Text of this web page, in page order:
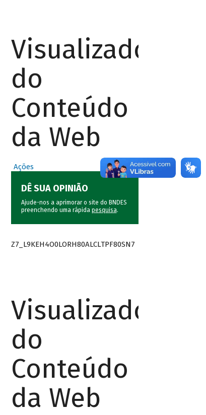
Visualizador
do
Conteúdo
da Web
Ações
DÊ SUA OPINIÃO
Ajude-nos a aprimorar o site do BNDES
preenchendo uma rápida pesquisa.
Z7_L9KEH4O0LORH80ALCLTPF80SN7
Visualizador
do
Conteúdo
da Web